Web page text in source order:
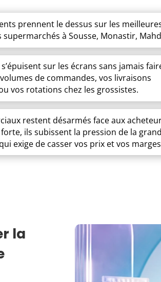
prennent le dessus sur les
supermarchés à Sousse, Monastir,
sur les écrans sans jamais
de commandes, vos livraisons
vos rotations chez les grossistes.
restent désarmés face aux
ils subissent la pression de la
exige de casser vos prix et vos marges
la